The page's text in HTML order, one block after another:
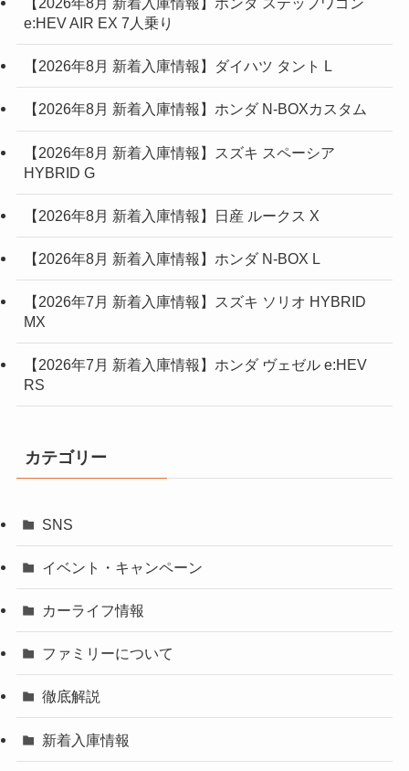
e:HEV AIR EX 7人乗り
【2026年8月 新着入庫情報】ダイハツ タント L
【2026年8月 新着入庫情報】ホンダ N-BOXカスタム
【2026年8月 新着入庫情報】スズキ スペーシア
HYBRID G
【2026年8月 新着入庫情報】日産 ルークス X
【2026年8月 新着入庫情報】ホンダ N-BOX L
【2026年7月 新着入庫情報】スズキ ソリオ HYBRID
MX
【2026年7月 新着入庫情報】ホンダ ヴェゼル e:HEV
RS
カテゴリー
SNS
イベント・キャンペーン
カーライフ情報
ファミリーについて
徹底解説
新着入庫情報